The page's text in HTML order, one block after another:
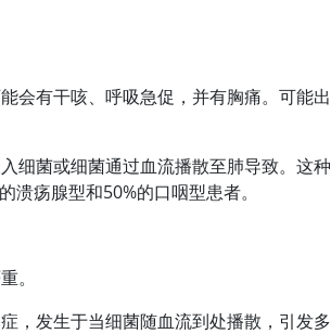
会有干咳、呼吸急促，并有胸痛。可能出
细菌或细菌通过血流播散至肺导致。这种
溃疡腺型和50%的口咽型患者。
。
，发生于当细菌随血流到处播散，引发多